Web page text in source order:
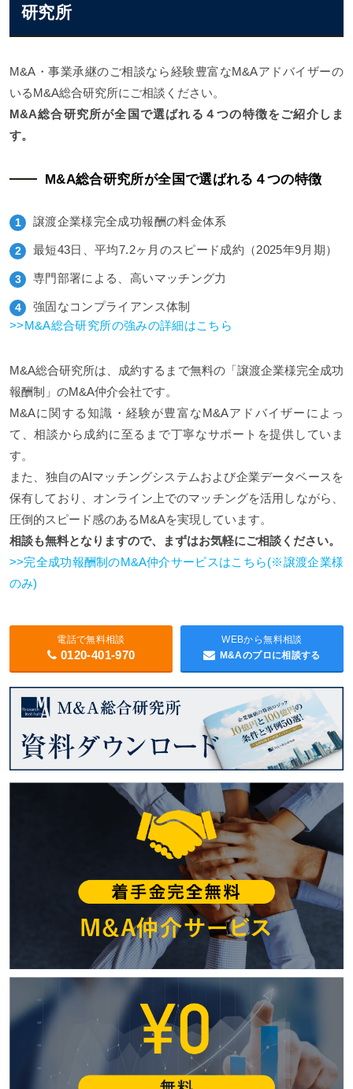
研究所
M&A・事業承継のご相談なら経験豊富なM&Aアドバイザーの
いるM&A総合研究所にご相談ください。
M&A総合研究所が全国で選ばれる４つの特徴をご紹介しま
す。
M&A総合研究所が全国で選ばれる４つの特徴
譲渡企業様完全成功報酬の料金体系
最短43日、平均7.2ヶ月のスピード成約（2025年9月期）
専門部署による、高いマッチング力
強固なコンプライアンス体制
>>M&A総合研究所の強みの詳細はこちら
M&A総合研究所は、成約するまで無料の「譲渡企業様完全成功
報酬制」のM&A仲介会社です。
M&Aに関する知識・経験が豊富なM&Aアドバイザーによっ
て、相談から成約に至るまで丁寧なサポートを提供していま
す。
また、独自のAIマッチングシステムおよび企業データベースを
保有しており、オンライン上でのマッチングを活用しながら、
圧倒的スピード感のあるM&Aを実現しています。
相談も無料となりますので、まずはお気軽にご相談ください。
>>完全成功報酬制のM&A仲介サービスはこちら(※譲渡企業様
のみ)
電話で無料相談
0120-401-970
WEBから無料相談
M&Aのプロに相談する